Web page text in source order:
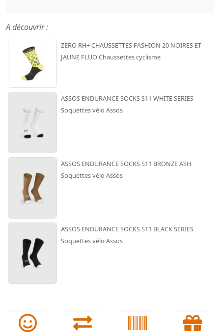
A découvrir :
ZERO RH+ CHAUSSETTES FASHION 20 NOIRES ET
JAUNE FLUO Chaussettes cyclisme
ASSOS ENDURANCE SOCKS S11 WHITE SERIES
Soquettes vélo Assos
ASSOS ENDURANCE SOCKS S11 BRONZE ASH
Soquettes vélo Assos
ASSOS ENDURANCE SOCKS S11 BLACK SERIES
Soquettes vélo Assos